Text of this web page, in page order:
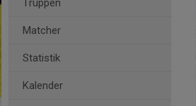
Truppen
Matcher
Statistik
Kalender